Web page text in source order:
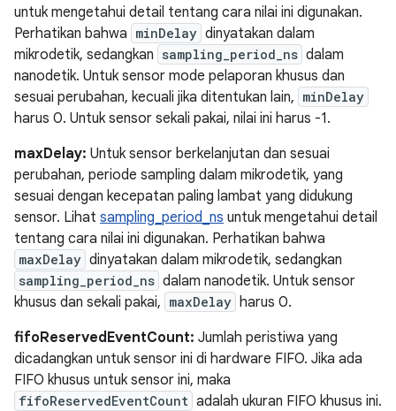
untuk mengetahui detail tentang cara nilai ini digunakan.
Perhatikan bahwa minDelay dinyatakan dalam
mikrodetik, sedangkan sampling_period_ns dalam
nanodetik. Untuk sensor mode pelaporan khusus dan
sesuai perubahan, kecuali jika ditentukan lain, minDelay
harus 0. Untuk sensor sekali pakai, nilai ini harus -1.
maxDelay: Untuk sensor berkelanjutan dan sesuai
perubahan, periode sampling dalam mikrodetik, yang
sesuai dengan kecepatan paling lambat yang didukung
sensor. Lihat sampling_period_ns untuk mengetahui detail
tentang cara nilai ini digunakan. Perhatikan bahwa
maxDelay dinyatakan dalam mikrodetik, sedangkan
sampling_period_ns dalam nanodetik. Untuk sensor
khusus dan sekali pakai, maxDelay harus 0.
fifoReservedEventCount: Jumlah peristiwa yang
dicadangkan untuk sensor ini di hardware FIFO. Jika ada
FIFO khusus untuk sensor ini, maka
fifoReservedEventCount adalah ukuran FIFO khusus ini.